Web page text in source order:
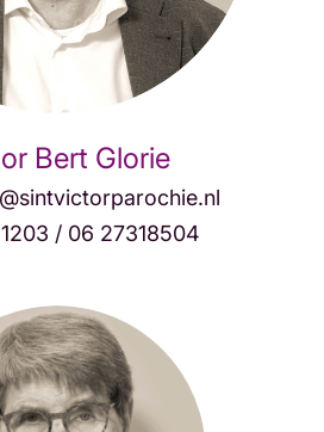
Bert Glorie
/ 06 27318504